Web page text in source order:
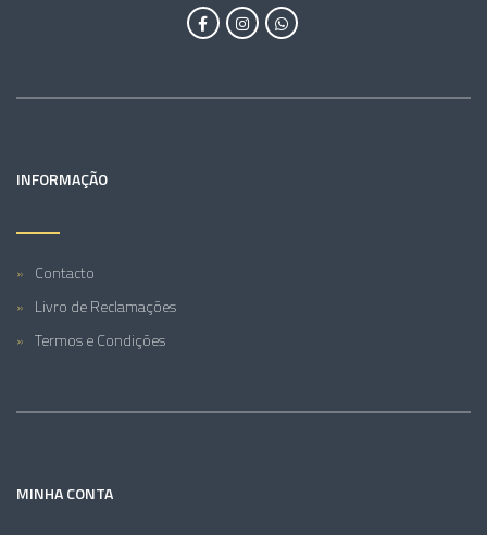
INFORMAÇÃO
Contacto
Livro de Reclamações
Termos e Condições
MINHA CONTA